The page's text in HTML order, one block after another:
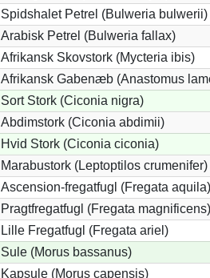
Spidshalet Petrel (Bulweria bulwerii)
Arabisk Petrel (Bulweria fallax)
Afrikansk Skovstork (Mycteria ibis)
Afrikansk Gabenæb (Anastomus
Sort Stork (Ciconia nigra)
Abdimstork (Ciconia abdimii)
Hvid Stork (Ciconia ciconia)
Marabustork (Leptoptilos crumenifer)
Ascension-fregatfugl (Fregata aquila)
Pragtfregatfugl (Fregata magnificens)
Lille Fregatfugl (Fregata ariel)
Sule (Morus bassanus)
Kapsule (Morus capensis)